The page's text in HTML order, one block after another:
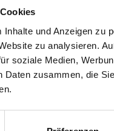
und Anzeigen zu
zu analysieren.
soziale Medien,
Daten zusammen, die
Herren flagstone
von icebreaker
ein angenehmes